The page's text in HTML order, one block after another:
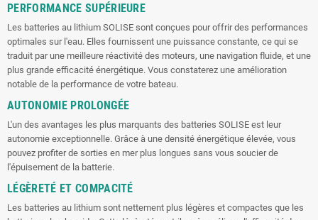
PERFORMANCE SUPÉRIEURE
Les batteries au lithium SOLISE sont conçues pour offrir des performances
optimales sur l'eau. Elles fournissent une puissance constante, ce qui se
traduit par une meilleure réactivité des moteurs, une navigation fluide, et une
plus grande efficacité énergétique. Vous constaterez une amélioration
notable de la performance de votre bateau.
AUTONOMIE PROLONGÉE
L'un des avantages les plus marquants des batteries SOLISE est leur
autonomie exceptionnelle. Grâce à une densité énergétique élevée, vous
pouvez profiter de sorties en mer plus longues sans vous soucier de
l'épuisement de la batterie.
LÉGÈRETÉ ET COMPACITÉ
Les batteries au lithium sont nettement plus légères et compactes que les